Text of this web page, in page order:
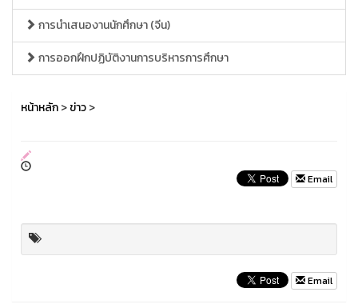
การนำเสนองานนักศึกษา (จีน)
การออกฝึกปฏิบัติงานการบริหารการศึกษา
หน้าหลัก>ข่าว>
Email
Email